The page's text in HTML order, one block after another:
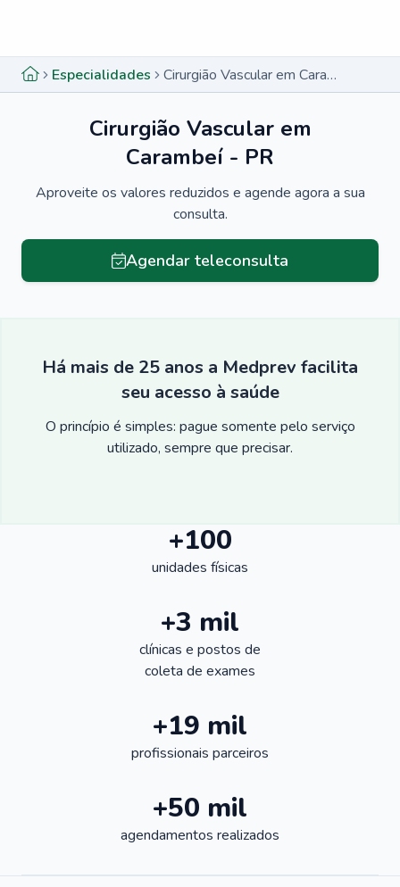
Especialidades Cirurgião Vascular em Carambeí - PR
Cirurgião Vascular em
Carambeí - PR
Aproveite os valores reduzidos e agende agora a sua
consulta.
Agendar teleconsulta
Há mais de 25 anos a Medprev facilita
seu acesso à saúde
O princípio é simples: pague somente pelo serviço
utilizado, sempre que precisar.
+100
unidades físicas
+3 mil
clínicas e postos de
coleta de exames
+19 mil
profissionais parceiros
+50 mil
agendamentos realizados